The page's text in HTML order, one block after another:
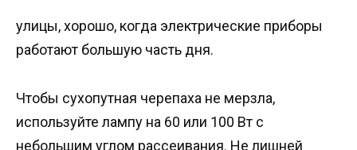
улицы, хорошо, когда электрические приборы
работают большую часть дня.
Чтобы сухопутная черепаха не мерзла,
используйте лампу на 60 или 100 Вт с
небольшим углом рассеивания. Не лишней